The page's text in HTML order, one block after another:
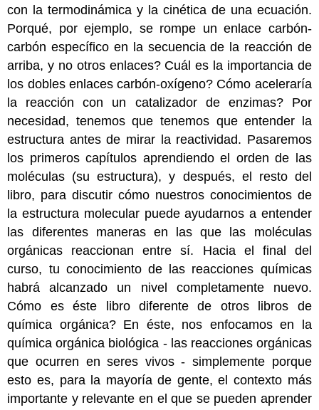
con la termodinámica y la cinética de una ecuación.
Porqué, por ejemplo, se rompe un enlace carbón-
carbón específico en la secuencia de la reacción de
arriba, y no otros enlaces? Cuál es la importancia de
los dobles enlaces carbón-oxígeno? Cómo aceleraría
la reacción con un catalizador de enzimas? Por
necesidad, tenemos que tenemos que entender la
estructura antes de mirar la reactividad. Pasaremos
los primeros capítulos aprendiendo el orden de las
moléculas (su estructura), y después, el resto del
libro, para discutir cómo nuestros conocimientos de
la estructura molecular puede ayudarnos a entender
las diferentes maneras en las que las moléculas
orgánicas reaccionan entre sí. Hacia el final del
curso, tu conocimiento de las reacciones químicas
habrá alcanzado un nivel completamente nuevo.
Cómo es éste libro diferente de otros libros de
química orgánica? En éste, nos enfocamos en la
química orgánica biológica - las reacciones orgánicas
que ocurren en seres vivos - simplemente porque
esto es, para la mayoría de gente, el contexto más
importante y relevante en el que se pueden aprender